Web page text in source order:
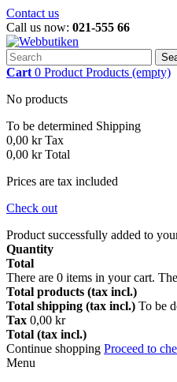
Contact us
Call us now: 021-555 66
Cart 0 Product Products (empty)
No products
To be determined Shipping
0,00 kr Tax
0,00 kr Total
Prices are tax included
Check out
Product successfully added to
Quantity
Total
There are 0 items in your cart.
Total products (tax incl.)
Total shipping (tax incl.) To be
Tax 0,00 kr
Total (tax incl.)
Continue shopping Proceed to
Menu